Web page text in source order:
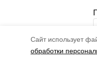
Cайт использует
обработки